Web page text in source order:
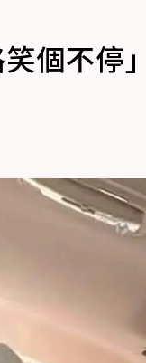
個不停